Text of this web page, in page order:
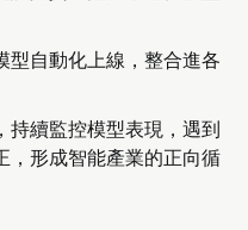
型自動化上線，整合進各
持續監控模型表現，遇到
，形成智能產業的正向循